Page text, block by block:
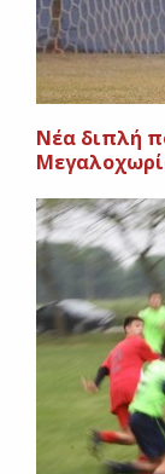
Nέα διπλή